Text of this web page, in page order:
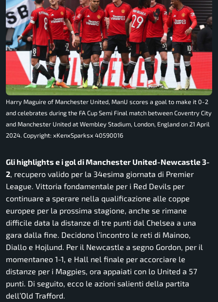
Harry Maguire of Manchester United, ManU scores a goal to make it 0-2
and celebrates during the FA Cup Semi Final match between Coventry City
and Manchester United at Wembley Stadium, London, England on 21 April
2024. Copyright: xKenxSparksx 40590016
Gli highlights e i gol di Manchester United-Newcastle 3-
2, recupero valido per la 34esima giornata di Premier
League. Vittoria fondamentale per i Red Devils per
continuare a sperare nella qualificazione alle coppe
europee per la prossima stagione, anche se rimane
difficile data la distanze di tre punti dal Chelsea a una
gara dalla fine. Decidono l’incontro le reti di Mainoo,
Diallo e Hojlund. Per il Newcastle a segno Gordon, per il
momentaneo 1-1, e Hall nel finale per accorciare le
distanze per i Magpies, ora appaiati con lo United a 57
punti. Di seguito, ecco le azioni salienti della partita
dell’Old Trafford.